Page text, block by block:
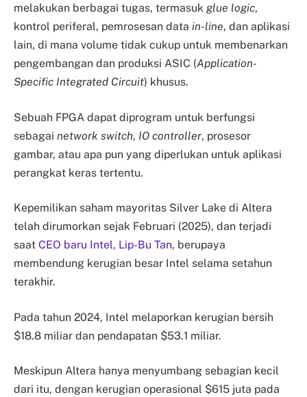
melakukan berbagai tugas, termasuk glue logic,
kontrol periferal, pemrosesan data in-line, dan aplikasi
lain, di mana volume tidak cukup untuk membenarkan
pengembangan dan produksi ASIC (Application-
Specific Integrated Circuit) khusus.
Sebuah FPGA dapat diprogram untuk berfungsi
sebagai network switch, IO controller, prosesor
gambar, atau apa pun yang diperlukan untuk aplikasi
perangkat keras tertentu.
Kepemilikan saham mayoritas Silver Lake di Altera
telah dirumorkan sejak Februari (2025), dan terjadi
saat CEO baru Intel, Lip-Bu Tan, berupaya
membendung kerugian besar Intel selama setahun
terakhir.
Pada tahun 2024, Intel melaporkan kerugian bersih
$18.8 miliar dan pendapatan $53.1 miliar.
Meskipun Altera hanya menyumbang sebagian kecil
dari itu, dengan kerugian operasional $615 juta pada